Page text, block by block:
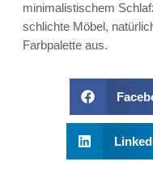
minimalistischem
schlichte Möbel,
Farbpalette aus.